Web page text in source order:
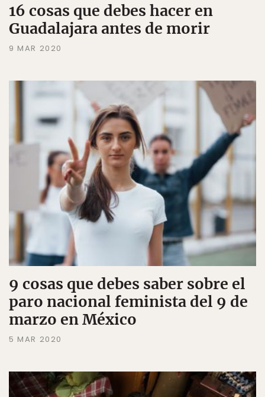
16 cosas que debes hacer en
Guadalajara antes de morir
9 MAR 2020
9 cosas que debes saber sobre el
paro nacional feminista del 9 de
marzo en México
5 MAR 2020